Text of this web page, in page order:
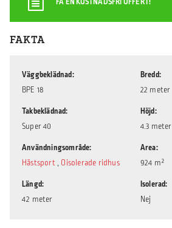
FAKTA
Väggbeklädnad
BPE 18
Takbeklädnad
Super 40
Användningsområde
Hästsport , Oisolerade ridhus
Längd
42 meter
Bredd
22 meter
Höjd
4.3 meter
Area
924 m²
Isolerad
Nej